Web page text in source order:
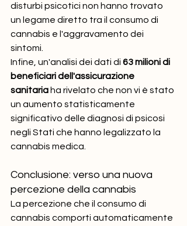
disturbi psicotici non hanno trovato
un legame diretto tra il consumo di
cannabis e l'aggravamento dei
sintomi.
Infine, un'analisi dei dati di 63 milioni di
beneficiari dell'assicurazione
sanitaria ha rivelato che non vi è stato
un aumento statisticamente
significativo delle diagnosi di psicosi
negli Stati che hanno legalizzato la
cannabis medica.
Conclusione: verso una nuova
percezione della cannabis
La percezione che il consumo di
cannabis comporti automaticamente